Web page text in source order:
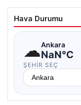
Hava Durumu
☁Ankara
NaN°C
ŞEHIR SEÇ